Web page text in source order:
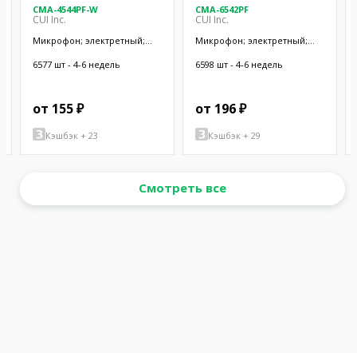
CMA-4544PF-W
CUI Inc.
Микрофон; электретный;
Ø9,7x4,5мм; SMT
6577 шт - 4-6 недель
от 155 ₽
Кэшбэк + 23
CMA-6542PF
CUI Inc.
Микрофон; электретный;
Ø9,4x6,5мм; SMT
6598 шт - 4-6 недель
от 196 ₽
Кэшбэк + 29
Смотреть все